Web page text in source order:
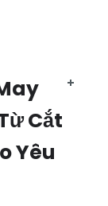
Cắt
Yêu